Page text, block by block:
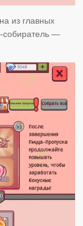
из главных
собиратель —